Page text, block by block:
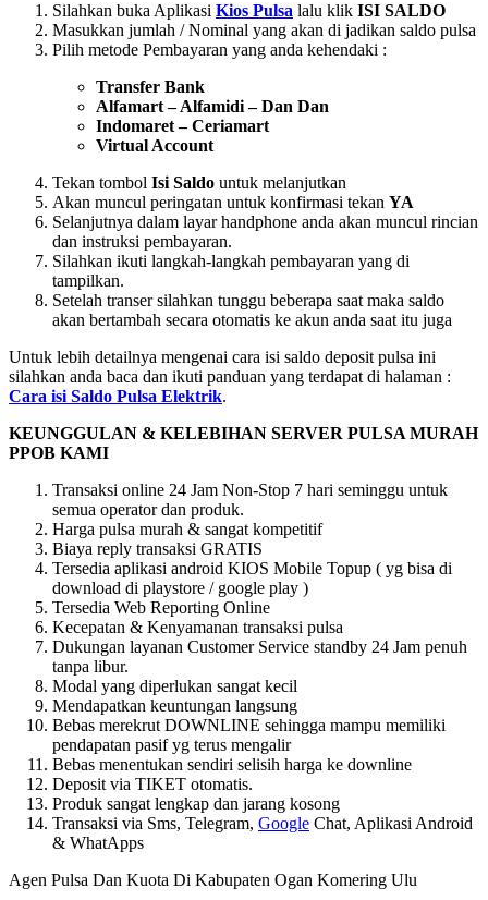
Silahkan buka Aplikasi Kios Pulsa lalu klik ISI SALDO
Masukkan jumlah / Nominal yang akan di jadikan saldo pulsa
Pilih metode Pembayaran yang anda kehendaki :
Transfer Bank
Alfamart – Alfamidi – Dan Dan
Indomaret – Ceriamart
Virtual Account
Tekan tombol Isi Saldo untuk melanjutkan
Akan muncul peringatan untuk konfirmasi tekan YA
Selanjutnya dalam layar handphone anda akan muncul rincian
dan instruksi pembayaran.
Silahkan ikuti langkah-langkah pembayaran yang di
tampilkan.
Setelah transer silahkan tunggu beberapa saat maka saldo
akan bertambah secara otomatis ke akun anda saat itu juga
Untuk lebih detailnya mengenai cara isi saldo deposit pulsa ini
silahkan anda baca dan ikuti panduan yang terdapat di halaman :
Cara isi Saldo Pulsa Elektrik.
KEUNGGULAN & KELEBIHAN SERVER PULSA MURAH
PPOB KAMI
Transaksi online 24 Jam Non-Stop 7 hari seminggu untuk
semua operator dan produk.
Harga pulsa murah & sangat kompetitif
Biaya reply transaksi GRATIS
Tersedia aplikasi android KIOS Mobile Topup ( yg bisa di
download di playstore / google play )
Tersedia Web Reporting Online
Kecepatan & Kenyamanan transaksi pulsa
Dukungan layanan Customer Service standby 24 Jam penuh
tanpa libur.
Modal yang diperlukan sangat kecil
Mendapatkan keuntungan langsung
Bebas merekrut DOWNLINE sehingga mampu memiliki
pendapatan pasif yg terus mengalir
Bebas menentukan sendiri selisih harga ke downline
Deposit via TIKET otomatis.
Produk sangat lengkap dan jarang kosong
Transaksi via Sms, Telegram, Google Chat, Aplikasi Android
& WhatApps
Agen Pulsa Dan Kuota Di Kabupaten Ogan Komering Ulu